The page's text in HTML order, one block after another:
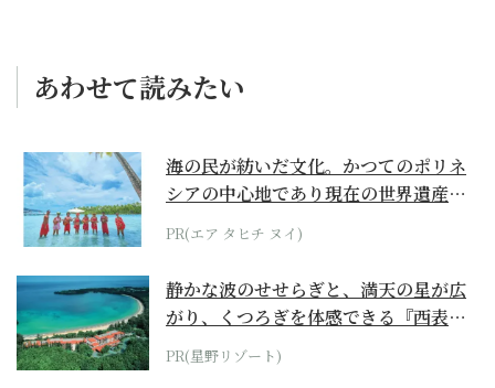
あわせて読みたい
海の民が紡いだ文化。かつてのポリネ
シアの中心地であり現在の世界遺産か
らみえてくる...
PR(エア タヒチ ヌイ)
静かな波のせせらぎと、満天の星が広
がり、くつろぎを体感できる『西表島
ホテル by...
PR(星野リゾート)